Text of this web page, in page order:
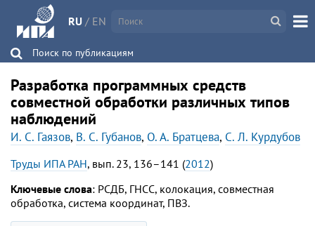
RU / EN
Поиск по публикациям
Разработка программных средств
совместной обработки различных типов
наблюдений
И. С. Гаязов, В. С. Губанов, О. А. Братцева, С. Л. Курдубов
Труды ИПА РАН, вып. 23, 136–141 (2012)
Ключевые слова: РСДБ, ГНСС, колокация, совместная
обработка, система координат, ПВЗ.